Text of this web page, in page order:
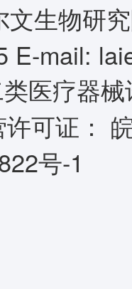
生物研
E-mail:
医疗器
可证：
号-1